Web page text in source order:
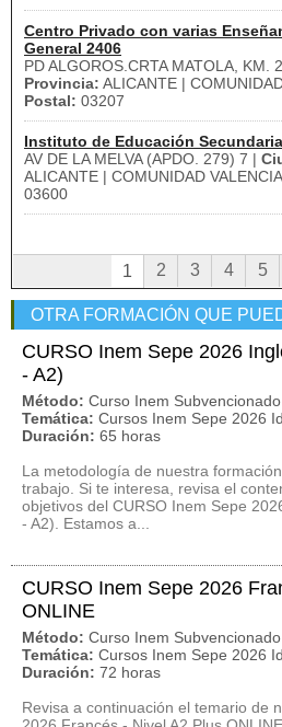
Centro Privado con varias
General 2406
PD ALGOROS.CRTA MATOLA, KM.
Provincia: ALICANTE |
Postal: 03207
Instituto de Educación
AV DE LA MELVA (APDO. 279) 7 |
ALICANTE | COMUNIDAD
03600
1 2 3 4 5
OTRA FORMACIÓN QUE
CURSO Inem Sepe 2026
- A2)
Método: Curso Inem
Temática: Cursos Inem Sepe 2026
Duración: 65 horas
La metodología de nuestra
trabajo. Si te interesa, revisa el
objetivos del CURSO Inem Sepe
- A2). Estamos a...
CURSO Inem Sepe 2026
ONLINE
Método: Curso Inem
Temática: Cursos Inem Sepe 2026
Duración: 72 horas
Revisa a continuación el temario de